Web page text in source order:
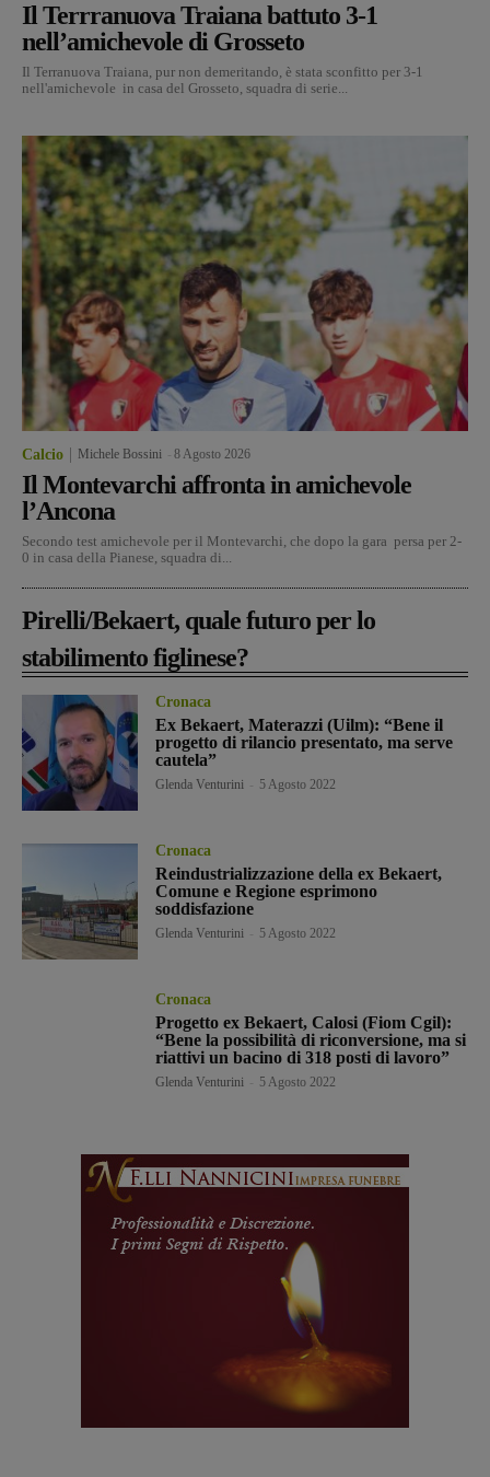
Il Terrranuova Traiana battuto 3-1
nell’amichevole di Grosseto
Il Terranuova Traiana, pur non demeritando, è stata sconfitto per 3-1
nell'amichevole in casa del Grosseto, squadra di serie...
Calcio Michele Bossini 8 Agosto 2026
Il Montevarchi affronta in amichevole
l’Ancona
Secondo test amichevole per il Montevarchi, che dopo la gara persa per 2-
0 in casa della Pianese, squadra di...
Pirelli/Bekaert, quale futuro per lo
stabilimento figlinese?
Cronaca
Ex Bekaert, Materazzi (Uilm): “Bene il
progetto di rilancio presentato, ma serve
cautela”
Glenda Venturini 5 Agosto 2022
Cronaca
Reindustrializzazione della ex Bekaert,
Comune e Regione esprimono
soddisfazione
Glenda Venturini 5 Agosto 2022
Cronaca
Progetto ex Bekaert, Calosi (Fiom Cgil):
“Bene la possibilità di riconversione, ma si
riattivi un bacino di 318 posti di lavoro”
Glenda Venturini 5 Agosto 2022